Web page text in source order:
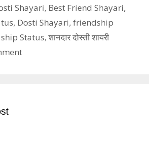
Shayari, Best Friend Shayari,
, Dosti Shayari, friendship
Status, शानदार दोस्ती शायरी